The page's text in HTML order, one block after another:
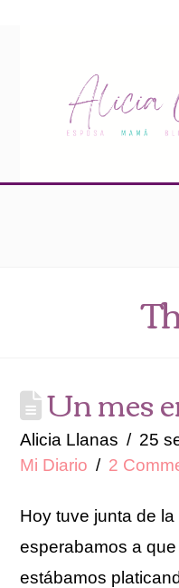
Un mes
Alicia Llanas
25
Mi Diario
2
Hoy tuve junta de la
esperabamos a
estábamos